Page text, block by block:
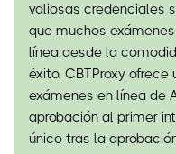
valiosas credenciales
que muchos
línea desde la
éxito, CBTProxy
exámenes en línea de
aprobación al primer
único tras la